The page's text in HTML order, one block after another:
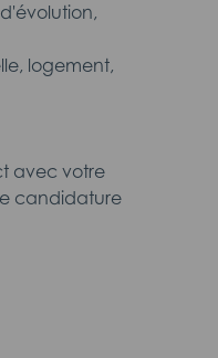
logement,
avec votre
candidature